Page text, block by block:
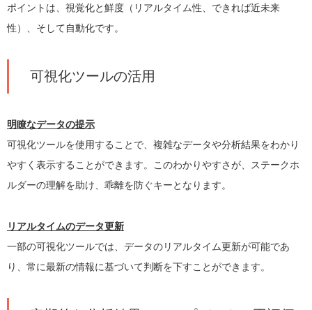
ポイントは、視覚化と鮮度（リアルタイム性、できれば近未来
性）、そして自動化です。
可視化ツールの活用
明瞭なデータの提示
可視化ツールを使用することで、複雑なデータや分析結果をわかり
やすく表示することができます。このわかりやすさが、ステークホ
ルダーの理解を助け、乖離を防ぐキーとなります。
リアルタイムのデータ更新
一部の可視化ツールでは、データのリアルタイム更新が可能であ
り、常に最新の情報に基づいて判断を下すことができます。